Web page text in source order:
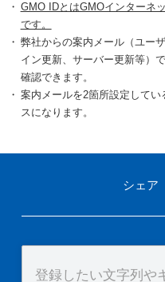
GMO IDとはGMOインターネ
です。
弊社からの案内メール（ユー
イン更新、サーバー更新等）
確認できます。
案内メールを2箇所設定して
スになります。
シェア